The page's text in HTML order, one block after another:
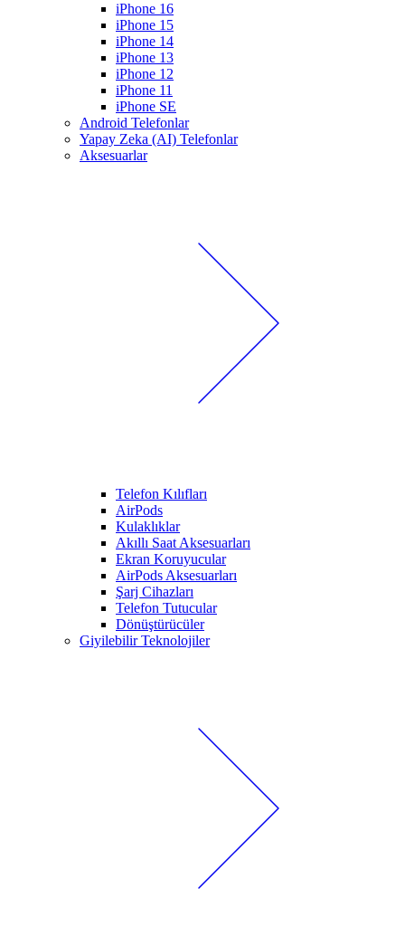
iPhone 16
iPhone 15
iPhone 14
iPhone 13
iPhone 12
iPhone 11
iPhone SE
Android Telefonlar
Yapay Zeka (AI) Telefonlar
Aksesuarlar
Telefon Kılıfları
AirPods
Kulaklıklar
Akıllı Saat Aksesuarları
Ekran Koruyucular
AirPods Aksesuarları
Şarj Cihazları
Telefon Tutucular
Dönüştürücüler
Giyilebilir Teknolojiler